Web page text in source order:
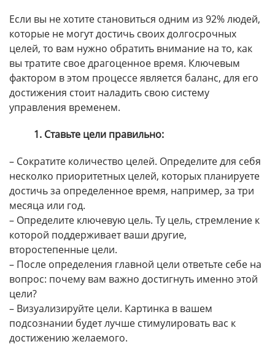
Если вы не хотите становиться одним из 92% людей,
которые не могут достичь своих долгосрочных
целей, то вам нужно обратить внимание на то, как
вы тратите свое драгоценное время. Ключевым
фактором в этом процессе является баланс, для его
достижения стоит наладить свою систему
управления временем.
1. Ставьте цели правильно:
– Сократите количество целей. Определите для себя
несколко приоритетных целей, которых планируете
достичь за определенное время, например, за три
месяца или год.
– Определите ключевую цель. Ту цель, стремление к
которой поддерживает ваши другие,
второстепенные цели.
– После определения главной цели ответьте себе на
вопрос: почему вам важно достигнуть именно этой
цели?
– Визуализируйте цели. Картинка в вашем
подсознании будет лучше стимулировать вас к
достижению желаемого.